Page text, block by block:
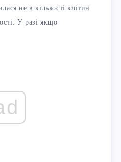
не в кількості клітин
У разі якщо